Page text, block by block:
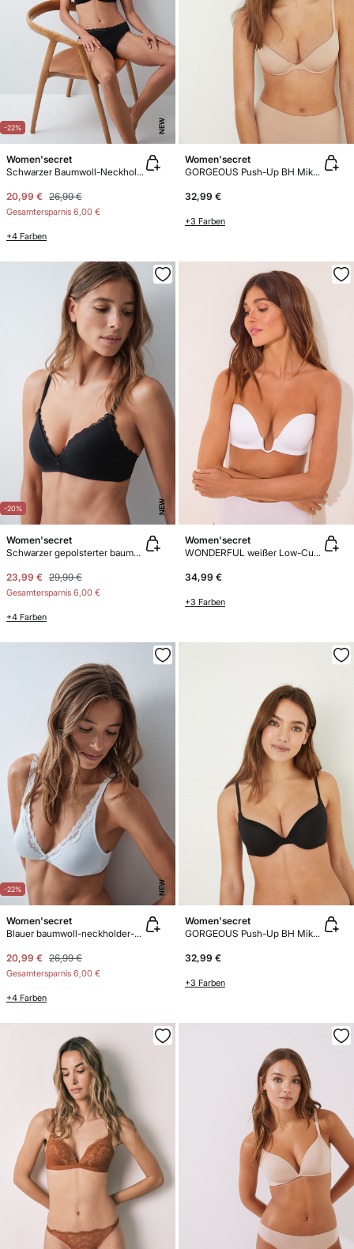
-22% NEW
Women'secret
Schwarzer Baumwoll-Neckholder-BH FANTASTIC
20,99 € 26,99 €
Gesamtersparnis 6,00 €
+4 Farben
Women'secret
GORGEOUS Push-Up BH Mikrofaser
32,99 €
+3 Farben
-20% NEW
Women'secret
Schwarzer gepolsterter baumwoll-triangel-bh LOVELY
23,99 € 29,99 €
Gesamtersparnis 6,00 €
+4 Farben
Women'secret
WONDERFUL weißer Low-Cut BH
34,99 €
+3 Farben
-22% NEW
Women'secret
Blauer baumwoll-neckholder-bh FANTASTIC
20,99 € 26,99 €
Gesamtersparnis 6,00 €
+4 Farben
Women'secret
GORGEOUS Push-Up BH Mikrofaser
32,99 €
+3 Farben